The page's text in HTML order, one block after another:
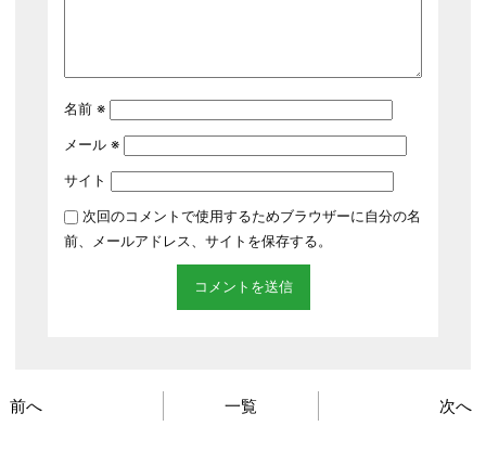
名前 ※
メール ※
サイト
次回のコメントで使用するためブラウザーに自分の名
前、メールアドレス、サイトを保存する。
前へ 一覧 次へ